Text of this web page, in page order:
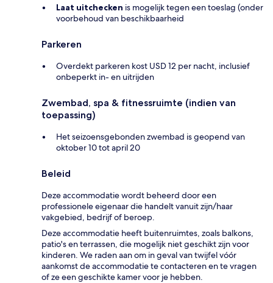
Laat uitchecken is mogelijk tegen een toeslag (onder
voorbehoud van beschikbaarheid
Parkeren
Overdekt parkeren kost USD 12 per nacht, inclusief
onbeperkt in- en uitrijden
Zwembad, spa & fitnessruimte (indien van
toepassing)
Het seizoensgebonden zwembad is geopend van
oktober 10 tot april 20
Beleid
Deze accommodatie wordt beheerd door een
professionele eigenaar die handelt vanuit zijn/haar
vakgebied, bedrijf of beroep.
Deze accommodatie heeft buitenruimtes, zoals balkons,
patio's en terrassen, die mogelijk niet geschikt zijn voor
kinderen. We raden aan om in geval van twijfel vóór
aankomst de accommodatie te contacteren en te vragen
of ze een geschikte kamer voor je hebben.